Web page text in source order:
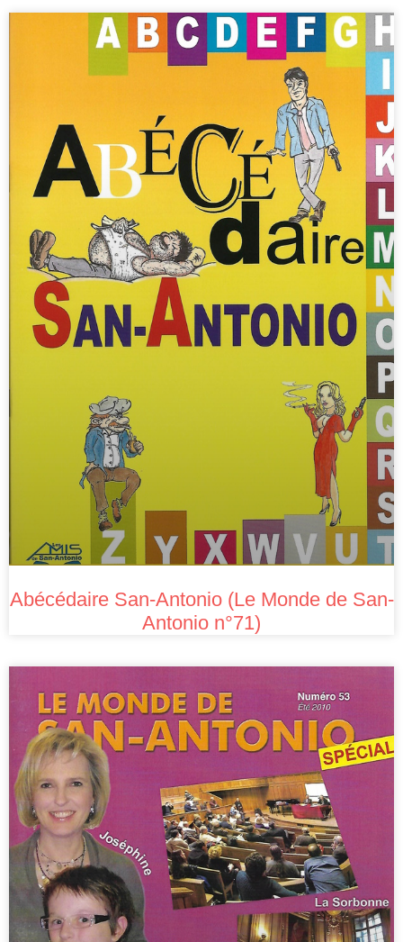
Abécédaire San-Antonio (Le Monde de San-
Antonio n°71)